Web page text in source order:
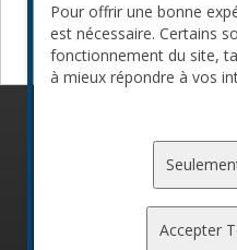
Devenir
Pour offrir une bonne
est nécessaire. Certains
fonctionnement du site,
à mieux répondre à vos
Accepter